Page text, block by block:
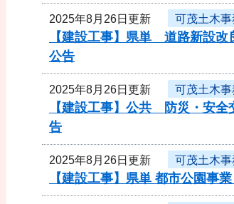
2025年8月26日更新 可茂土木
【建設工事】県単 道路新設
公告
2025年8月26日更新 可茂土木
【建設工事】公共 防災・安
告
2025年8月26日更新 可茂土木
【建設工事】県単 都市公園事